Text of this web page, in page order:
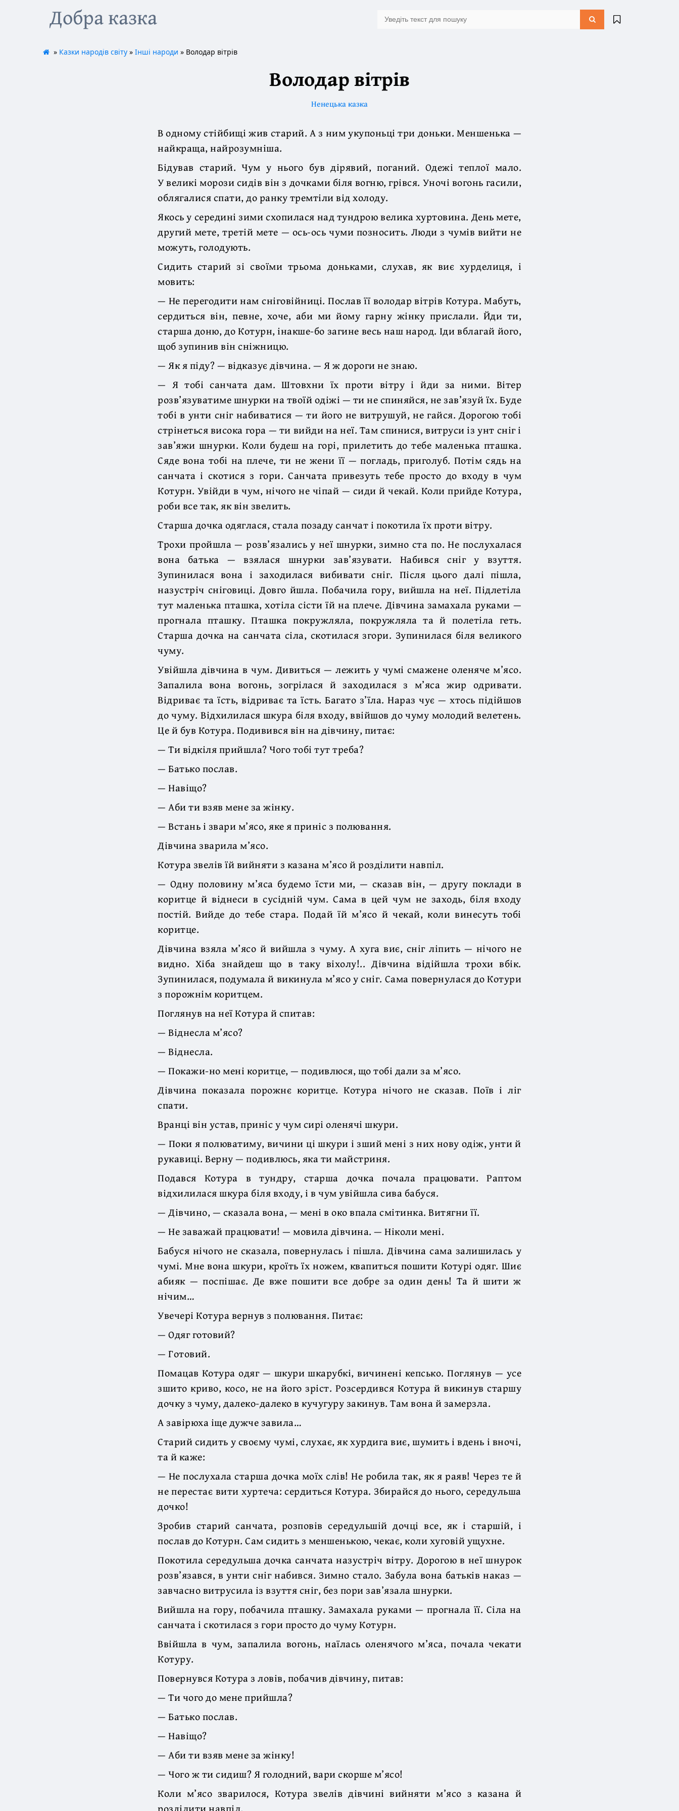
Добра казка
» Казки народів світу» Інші народи » Володар вітрів
Володар вітрів
Ненецька казка
В одному стійбищі жив старий. А з ним укупоньці три доньки. Меншенька —
найкраща, найрозумніша.
Бідував старий. Чум у нього був дірявий, поганий. Одежі теплої мало.
У великі морози сидів він з дочками біля вогню, грівся. Уночі вогонь гасили,
облягалися спати, до ранку тремтіли від холоду.
Якось у середині зими схопилася над тундрою велика хуртовина. День мете,
другий мете, третій мете — ось-ось чуми позносить. Люди з чумів вийти не
можуть, голодують.
Сидить старий зі своїми трьома доньками, слухав, як виє хурделиця, і
мовить:
— Не перегодити нам сніговійниці. Послав її володар вітрів Котура. Мабуть,
сердиться він, певне, хоче, аби ми йому гарну жінку прислали. Йди ти,
старша доню, до Котурн, інакше-бо загине весь наш народ. Іди вблагай його,
щоб зупинив він сніжницю.
— Як я піду? — відказує дівчина. — Я ж дороги не знаю.
— Я тобі санчата дам. Штовхни їх проти вітру і йди за ними. Вітер
розв’язуватиме шнурки на твоїй одіжі — ти не спиняйся, не зав’язуй їх. Буде
тобі в унти сніг набиватися — ти його не витрушуй, не гайся. Дорогою тобі
стрінеться висока гора — ти вийди на неї. Там спинися, витруси із унт сніг і
зав’яжи шнурки. Коли будеш на горі, прилетить до тебе маленька пташка.
Сяде вона тобі на плече, ти не жени її — погладь, приголуб. Потім сядь на
санчата і скотися з гори. Санчата привезуть тебе просто до входу в чум
Котурн. Увійди в чум, нічого не чіпай — сиди й чекай. Коли прийде Котура,
роби все так, як він звелить.
Старша дочка одяглася, стала позаду санчат і покотила їх проти вітру.
Трохи пройшла — розв’язались у неї шнурки, зимно ста по. Не послухалася
вона батька — взялася шнурки зав’язувати. Набився сніг у взуття.
Зупинилася вона і заходилася вибивати сніг. Після цього далі пішла,
назустріч сніговиці. Довго йшла. Побачила гору, вийшла на неї. Підлетіла
тут маленька пташка, хотіла сісти їй на плече. Дівчина замахала руками —
прогнала пташку. Пташка покружляла, покружляла та й полетіла геть.
Старша дочка на санчата сіла, скотилася згори. Зупинилася біля великого
чуму.
Увійшла дівчина в чум. Дивиться — лежить у чумі смажене оленяче м’ясо.
Запалила вона вогонь, зогрілася й заходилася з м’яса жир одривати.
Відриває та їсть, відриває та їсть. Багато з’їла. Нараз чує — хтось підійшов
до чуму. Відхилилася шкура біля входу, ввійшов до чуму молодий велетень.
Це й був Котура. Подивився він на дівчину, питає:
— Ти відкіля прийшла? Чого тобі тут треба?
— Батько послав.
— Навіщо?
— Аби ти взяв мене за жінку.
— Встань і звари м’ясо, яке я приніс з полювання.
Дівчина зварила м’ясо.
Котура звелів їй вийняти з казана м’ясо й розділити навпіл.
— Одну половину м’яса будемо їсти ми, — сказав він, — другу поклади в
коритце й віднеси в сусідній чум. Сама в цей чум не заходь, біля входу
постій. Вийде до тебе стара. Подай їй м’ясо й чекай, коли винесуть тобі
коритце.
Дівчина взяла м’ясо й вийшла з чуму. А хуга виє, сніг ліпить — нічого не
видно. Хіба знайдеш що в таку віхолу!.. Дівчина відійшла трохи вбік.
Зупинилася, подумала й викинула м’ясо у сніг. Сама повернулася до Котури
з порожнім коритцем.
Поглянув на неї Котура й спитав:
— Віднесла м’ясо?
— Віднесла.
— Покажи-но мені коритце, — подивлюся, що тобі дали за м’ясо.
Дівчина показала порожнє коритце. Котура нічого не сказав. Поїв і ліг
спати.
Вранці він устав, приніс у чум сирі оленячі шкури.
— Поки я полюватиму, вичини ці шкури і зший мені з них нову одіж, унти й
рукавиці. Верну — подивлюсь, яка ти майстриня.
Подався Котура в тундру, старша дочка почала працювати. Раптом
відхилилася шкура біля входу, і в чум увійшла сива бабуся.
— Дівчино, — сказала вона, — мені в око впала смітинка. Витягни її.
— Не заважай працювати! — мовила дівчина. — Ніколи мені.
Бабуся нічого не сказала, повернулась і пішла. Дівчина сама залишилась у
чумі. Мне вона шкури, кроїть їх ножем, квапиться пошити Котурі одяг. Шиє
абияк — поспішає. Де вже пошити все добре за один день! Та й шити ж
нічим…
Увечері Котура вернув з полювання. Питає:
— Одяг готовий?
— Готовий.
Помацав Котура одяг — шкури шкарубкі, вичинені кепсько. Поглянув — усе
зшито криво, косо, не на його зріст. Розсердився Котура й викинув старшу
дочку з чуму, далеко-далеко в кучугуру закинув. Там вона й замерзла.
А завірюха іще дужче завила…
Старий сидить у своєму чумі, слухає, як хурдига виє, шумить і вдень і вночі,
та й каже:
— Не послухала старша дочка моїх слів! Не робила так, як я раяв! Через те й
не перестає вити хуртеча: сердиться Котура. Збирайся до нього, середульша
дочко!
Зробив старий санчата, розповів середульшій дочці все, як і старшій, і
послав до Котурн. Сам сидить з меншенькою, чекає, коли хуговій ущухне.
Покотила середульша дочка санчата назустріч вітру. Дорогою в неї шнурок
розв’язався, в унти сніг набився. Зимно стало. Забула вона батьків наказ —
завчасно витрусила із взуття сніг, без пори зав’язала шнурки.
Вийшла на гору, побачила пташку. Замахала руками — прогнала її. Сіла на
санчата і скотилася з гори просто до чуму Котурн.
Ввійшла в чум, запалила вогонь, наїлась оленячого м’яса, почала чекати
Котуру.
Повернувся Котура з ловів, побачив дівчину, питав:
— Ти чого до мене прийшла?
— Батько послав.
— Навіщо?
— Аби ти взяв мене за жінку!
— Чого ж ти сидиш? Я голодний, вари скорше м’ясо!
Коли м’ясо зварилося, Котура звелів дівчині вийняти м’ясо з казана й
розділити навпіл.